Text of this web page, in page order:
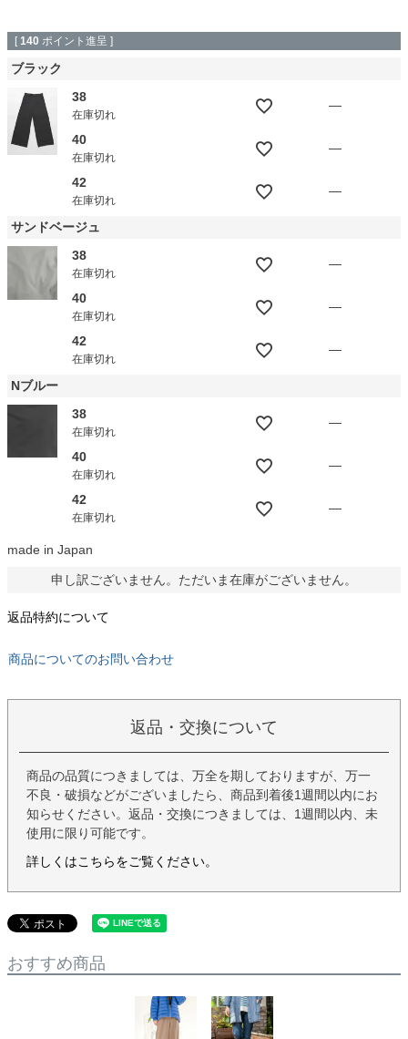
[ 140 ポイント進呈 ]
ブラック
38
在庫切れ
—
40
在庫切れ
—
42
在庫切れ
—
サンドベージュ
38
在庫切れ
—
40
在庫切れ
—
42
在庫切れ
—
Nブルー
38
在庫切れ
—
40
在庫切れ
—
42
在庫切れ
—
made in Japan
申し訳ございません。ただいま在庫がございません。
返品特約について
商品についてのお問い合わせ
返品・交換について
商品の品質につきましては、万全を期しておりますが、万一
不良・破損などがございましたら、商品到着後1週間以内にお
知らせください。返品・交換につきましては、1週間以内、未
使用に限り可能です。
詳しくはこちらをご覧ください。
おすすめ商品